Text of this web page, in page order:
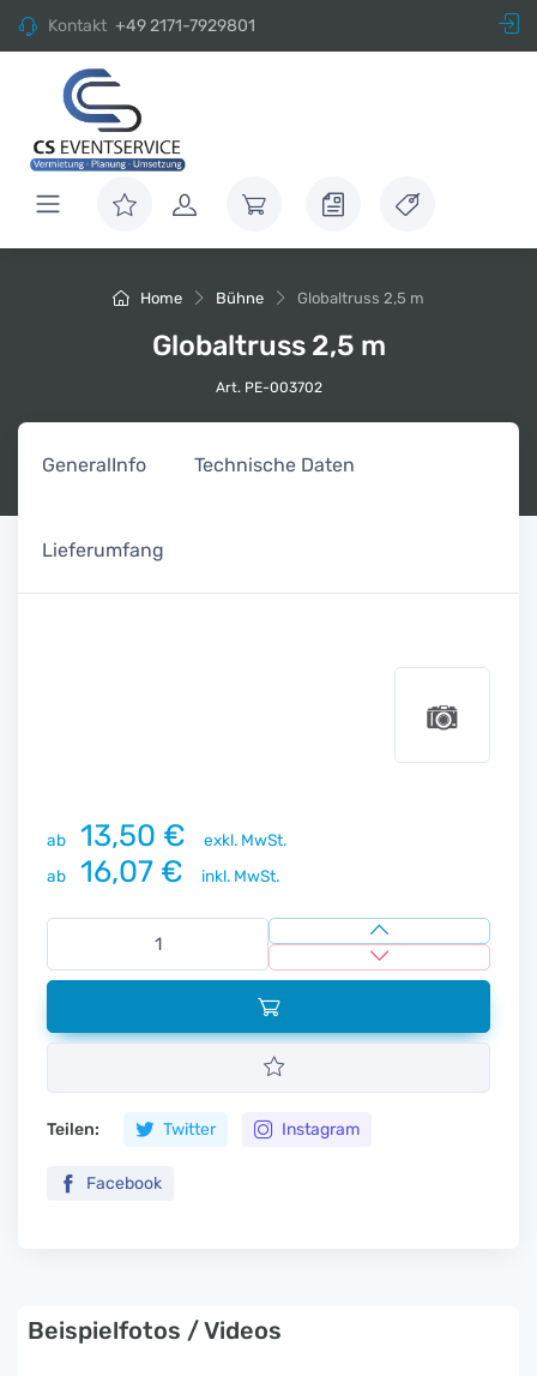
Kontakt +49 2171-7929801
Home Bühne Globaltruss 2,5 m
Globaltruss 2,5 m
Art. PE-003702
GeneralInfo Technische Daten
Lieferumfang
ab 13,50 €
exkl. MwSt.
ab
16,07 € inkl. MwSt.
Teilen: Twitter Instagram
Facebook
Beispielfotos / Videos